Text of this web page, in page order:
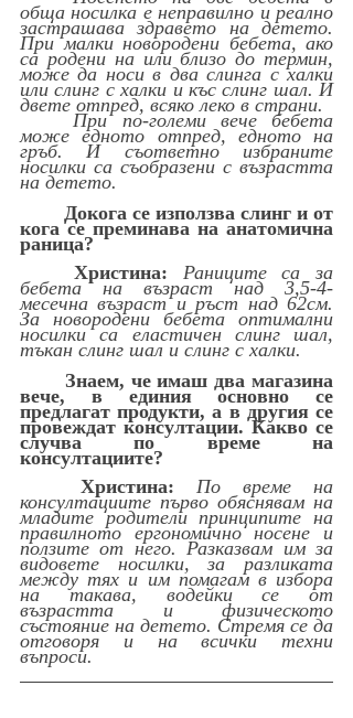
обща носилка е неправилно и реално
застрашава здравето на детето.
При малки новородени бебета, ако
са родени на или близо до термин,
може да носи в два слинга с халки
или слинг с халки и къс слинг шал. И
двете отпред, всяко леко в страни.
	При по-големи вече бебета
може едното отпред, едното на
гръб. И съответно избраните
носилки са съобразени с възрастта
на детето.
Докога се използва слинг и от
кога се преминава на анатомична
раница?
	Христина:
Раниците са за
бебета на възраст над 3,5-4-
месечна възраст и ръст над 62см.
За новородени бебета оптимални
носилки са еластичен слинг шал,
тъкан слинг шал и слинг с халки.
Знаем, че имаш два магазина
вече, в единия основно се
предлагат продукти, а в другия се
провеждат консултации. Какво се
случва по време на
консултациите?
	Христина:
По време на
консултациите първо обяснявам на
младите родители принципите на
правилното ергономично носене и
ползите от него. Разказвам им за
видовете носилки, за разликата
между тях и им помагам в избора
на такава, водейки се от
възрастта и физическото
състояние на детето. Стремя се да
отговоря и на всички техни
въпроси.